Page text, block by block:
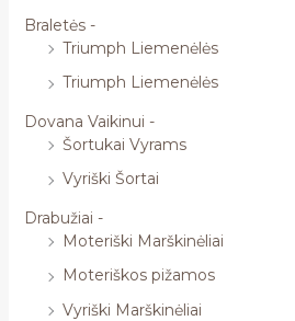
Braletės -
Triumph Liemenėlės
Triumph Liemenėlės
Dovana Vaikinui -
Šortukai Vyrams
Vyriški Šortai
Drabužiai -
Moteriški Marškinėliai
Moteriškos pižamos
Vyriški Marškinėliai